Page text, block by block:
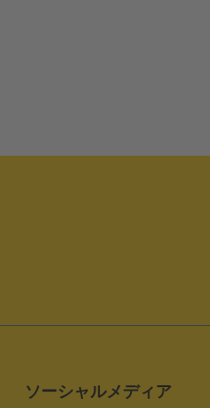
ソーシャルメディア